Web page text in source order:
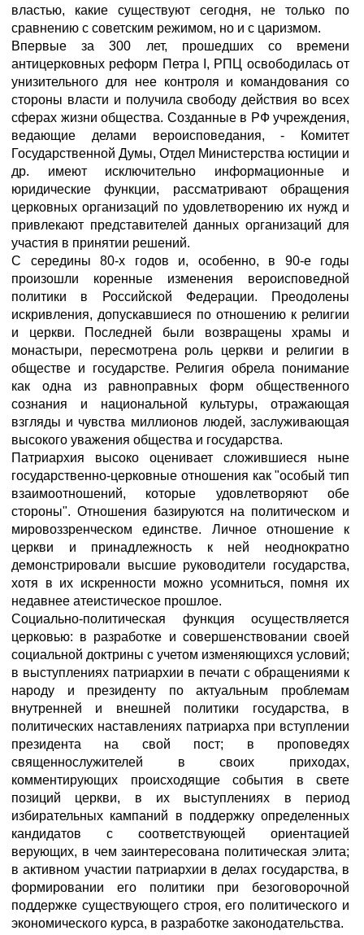
властью, какие существуют сегодня, не только по
сравнению с советским режимом, но и с царизмом.
Впервые за 300 лет, прошедших со времени
антицерковных реформ Петра I, РПЦ освободилась от
унизительного для нее контроля и командования со
стороны власти и получила свободу действия во всех
сферах жизни общества. Созданные в РФ учреждения,
ведающие делами вероисповедания, - Комитет
Государственной Думы, Отдел Министерства юстиции и
др. имеют исключительно информационные и
юридические функции, рассматривают обращения
церковных организаций по удовлетворению их нужд и
привлекают представителей данных организаций для
участия в принятии решений.
С середины 80-х годов и, особенно, в 90-е годы
произошли коренные изменения вероисповедной
политики в Российской Федерации. Преодолены
искривления, допускавшиеся по отношению к религии
и церкви. Последней были возвращены храмы и
монастыри, пересмотрена роль церкви и религии в
обществе и государстве. Религия обрела понимание
как одна из равноправных форм общественного
сознания и национальной культуры, отражающая
взгляды и чувства миллионов людей, заслуживающая
высокого уважения общества и государства.
Патриархия высоко оценивает сложившиеся ныне
государственно-церковные отношения как "особый тип
взаимоотношений, которые удовлетворяют обе
стороны". Отношения базируются на политическом и
мировоззренческом единстве. Личное отношение к
церкви и принадлежность к ней неоднократно
демонстрировали высшие руководители государства,
хотя в их искренности можно усомниться, помня их
недавнее атеистическое прошлое.
Социально-политическая функция осуществляется
церковью: в разработке и совершенствовании своей
социальной доктрины с учетом изменяющихся условий;
в выступлениях патриархии в печати с обращениями к
народу и президенту по актуальным проблемам
внутренней и внешней политики государства, в
политических наставлениях патриарха при вступлении
президента на свой пост; в проповедях
священнослужителей в своих приходах,
комментирующих происходящие события в свете
позиций церкви, в их выступлениях в период
избирательных кампаний в поддержку определенных
кандидатов с соответствующей ориентацией
верующих, в чем заинтересована политическая элита;
в активном участии патриархии в делах государства, в
формировании его политики при безоговорочной
поддержке существующего строя, его политического и
экономического курса, в разработке законодательства.